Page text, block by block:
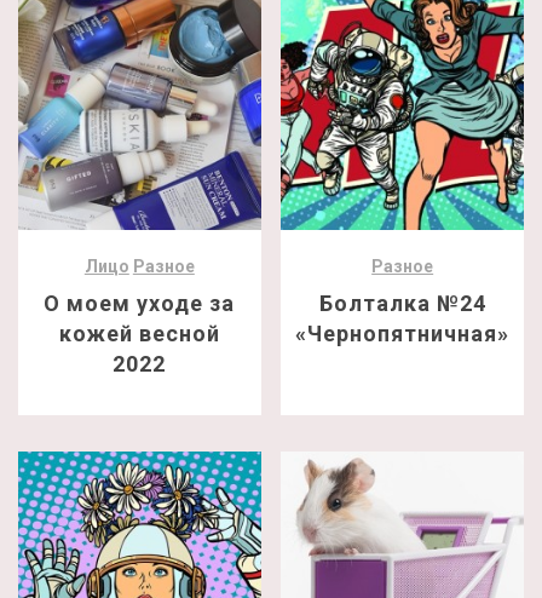
Лицо Разное
О моем уходе за
кожей весной
2022
Разное
Болталка №24
«Чернопятничная»